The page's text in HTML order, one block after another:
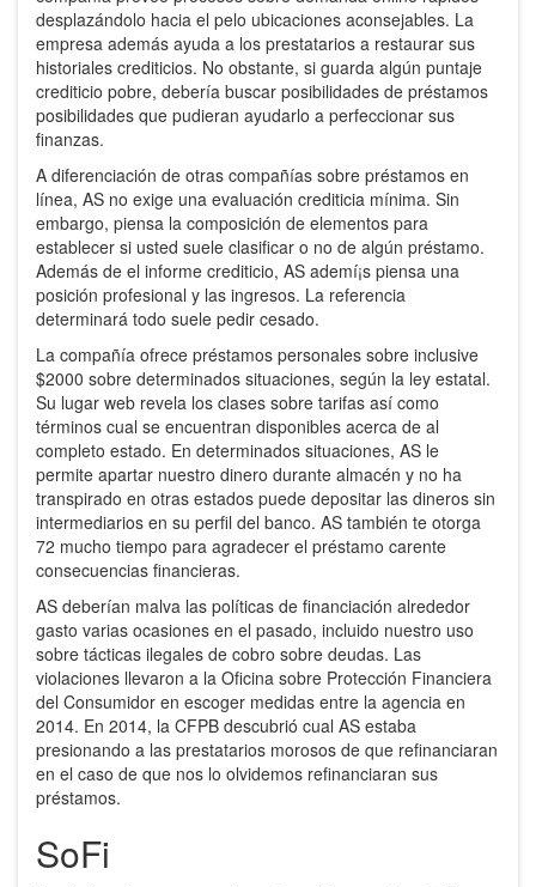
desplazándolo hacia el pelo ubicaciones aconsejables. La
empresa además ayuda a los prestatarios a restaurar sus
historiales crediticios. No obstante, si guarda algún puntaje
crediticio pobre, debería buscar posibilidades de préstamos
posibilidades que pudieran ayudarlo a perfeccionar sus
finanzas.
A diferenciación de otras compañías sobre préstamos en
línea, AS no exige una evaluación crediticia mínima. Sin
embargo, piensa la composición de elementos para
establecer si usted suele clasificar o no de algún préstamo.
Además de el informe crediticio, AS ademí¡s piensa una
posición profesional y las ingresos. La referencia
determinará todo suele pedir cesado.
La compañía ofrece préstamos personales sobre inclusive
$2000 sobre determinados situaciones, según la ley estatal.
Su lugar web revela los clases sobre tarifas así­ como
términos cual se encuentran disponibles acerca de al
completo estado. En determinados situaciones, AS le
permite apartar nuestro dinero durante almacén y no ha
transpirado en otras estados puede depositar las dineros sin
intermediarios en su perfil del banco. AS también te otorga
72 mucho tiempo para agradecer el préstamo carente
consecuencias financieras.
AS deberían malva las políticas de financiación alrededor
gasto varias ocasiones en el pasado, incluido nuestro uso
sobre tácticas ilegales de cobro sobre deudas. Las
violaciones llevaron a la Oficina sobre Protección Financiera
del Consumidor en escoger medidas entre la agencia en
2014. En 2014, la CFPB descubrió cual AS estaba
presionando a las prestatarios morosos de que refinanciaran
en el caso de que nos lo olvidemos refinanciaran sus
préstamos.
SoFi